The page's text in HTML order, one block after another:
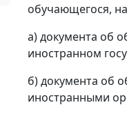
обучающегося,
а) документа об
иностранном
б) документа об
иностранными